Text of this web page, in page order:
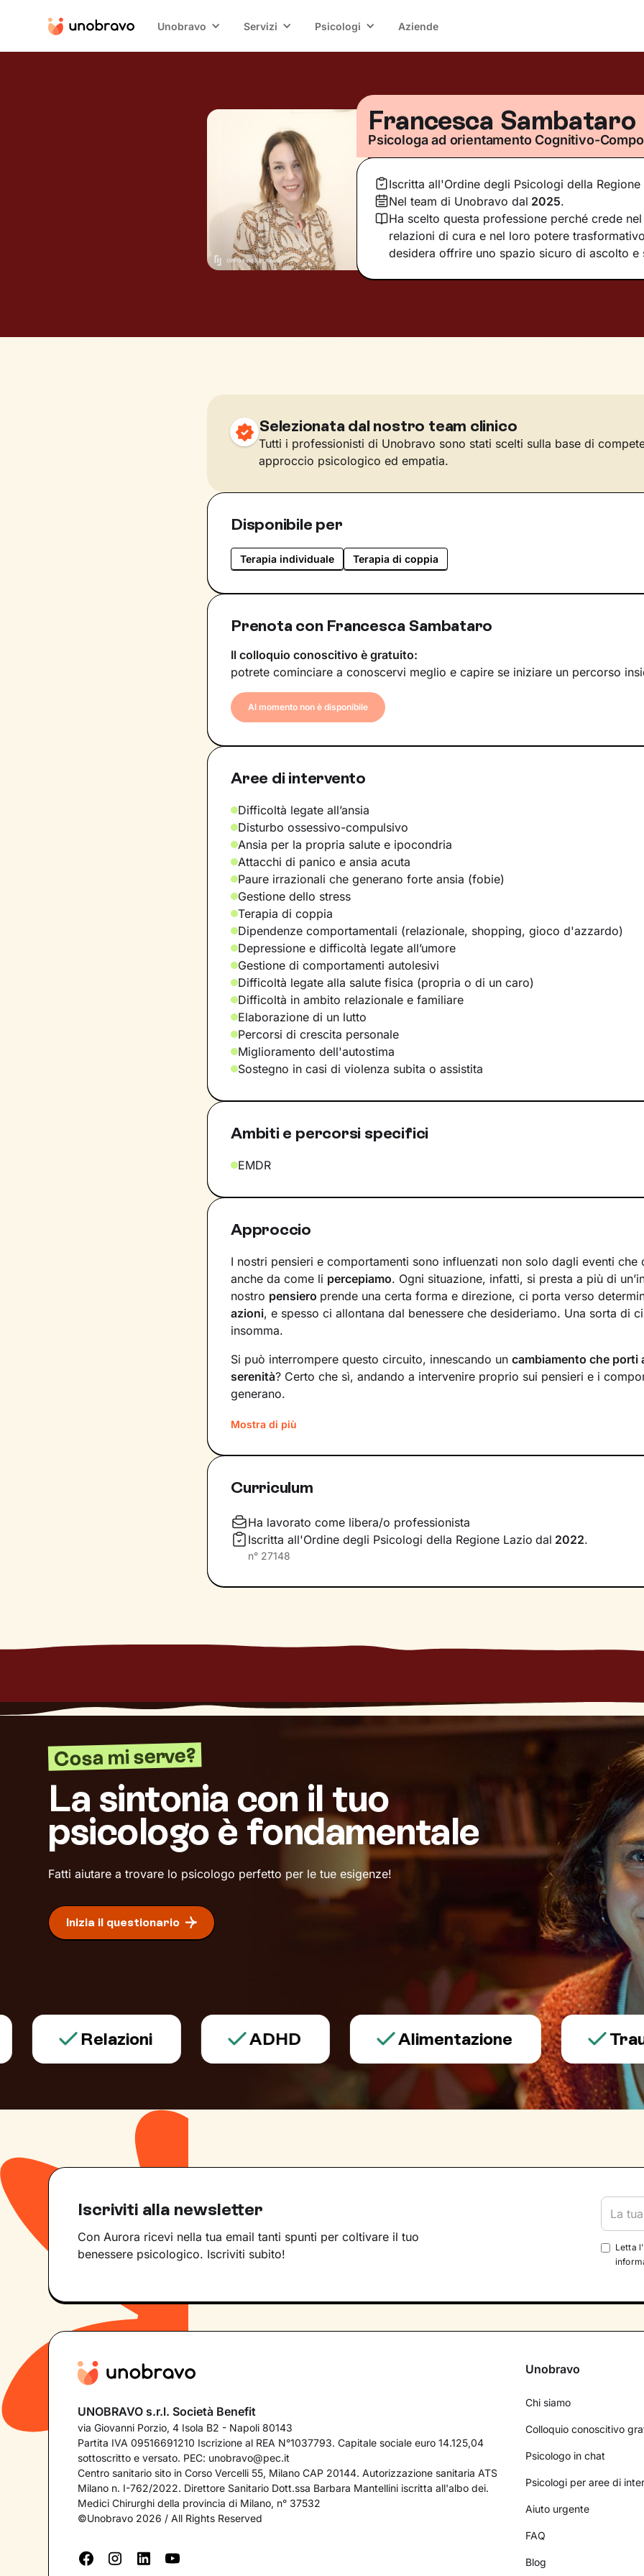
Unobravo Servizi Psicologi Aziende
Francesca Sambataro
Psicologa ad orientamento Cognitivo-
Iscritta all'Ordine degli Psicologi della Regione
Nel team di Unobravo dal 2025.
Ha scelto questa professione perché crede
relazioni di cura e nel loro potere
desidera offrire uno spazio sicuro di ascolto e
Selezionata dal nostro team clinico
Tutti i professionisti di Unobravo sono stati scelti sulla base di
approccio psicologico ed empatia.
Disponibile per
Terapia individuale Terapia di coppia
Prenota con Francesca Sambataro
Il colloquio conoscitivo è gratuito:
potrete cominciare a conoscervi meglio e capire se iniziare un percorso
Al momento non è disponibile
Aree di intervento
Difficoltà legate all’ansia
Disturbo ossessivo-compulsivo
Ansia per la propria salute e ipocondria
Attacchi di panico e ansia acuta
Paure irrazionali che generano forte ansia (fobie)
Gestione dello stress
Terapia di coppia
Dipendenze comportamentali (relazionale, shopping, gioco d'azzardo)
Depressione e difficoltà legate all’umore
Gestione di comportamenti autolesivi
Difficoltà legate alla salute fisica (propria o di un caro)
Difficoltà in ambito relazionale e familiare
Elaborazione di un lutto
Percorsi di crescita personale
Miglioramento dell'autostima
Sostegno in casi di violenza subita o assistita
Ambiti e percorsi specifici
EMDR
Approccio
I nostri pensieri e comportamenti sono influenzati non solo dagli eventi che
anche da come li percepiamo. Ogni situazione, infatti, si presta a più di
nostro pensiero prende una certa forma e direzione, ci porta verso
azioni, e spesso ci allontana dal benessere che desideriamo. Una sorta di
insomma.
Si può interrompere questo circuito, innescando un cambiamento che porti
serenità? Certo che sì, andando a intervenire proprio sui pensieri e i
generano.
Il mio compito sarà quello di accompagnarti in questo processo, aiutandoti
vita. Ti insegnerò apotenziare le tue risorse, acquisire nuove abilità e
sono gli strumenti necessari per salire in alta quota. Io ti alleno ad affinarli, e
fianco durante l’arrampicata persostenertie motivarti. Aggiungi una buona
determinazione
Mostra di più
Curriculum
Ha lavorato come libera/o professionista
Iscritta all'Ordine degli Psicologi della Regione Lazio dal 2022.
n° 27148
Cosa mi serve?
La sintonia con il tuo
psicologo è fondamentale
Fatti aiutare a trovare lo psicologo perfetto per le tue esigenze!
Inizia il questionario
Relazioni ADHD Alimentazione Trauma
Iscriviti alla newsletter
Con Aurora ricevi nella tua email tanti spunti per coltivare il tuo
benessere psicologico. Iscriviti subito!
Letta l'
UNOBRAVO s.r.l. Società Benefit
via Giovanni Porzio, 4 Isola B2 - Napoli 80143
Partita IVA 09516691210 Iscrizione al REA N°1037793. Capitale sociale euro 14.125,04
sottoscritto e versato. PEC: unobravo@pec.it
Centro sanitario sito in Corso Vercelli 55, Milano CAP 20144. Autorizzazione sanitaria ATS
Milano n. I-762/2022. Direttore Sanitario Dott.ssa Barbara Mantellini iscritta all'albo dei.
Medici Chirurghi della provincia di Milano, n° 37532
©Unobravo 2026 / All Rights Reserved
Unobravo
Chi siamo
Colloquio conoscitivo
Psicologo in chat
Psicologi per aree di
Aiuto urgente
FAQ
Blog